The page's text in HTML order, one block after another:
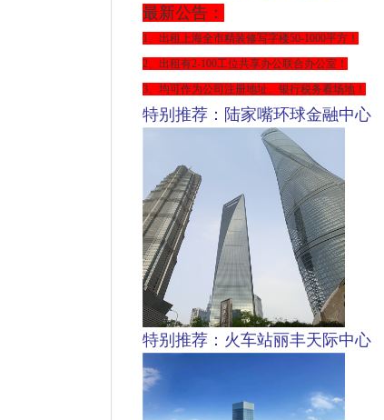
最新公告：
1、出租上海全市精装修写字楼50-1000平方 ！
2、出租有2-100工位共享办公联合办公室！
3、均可作为公司注册地址、银行税务看场地！
特别推荐：陆家嘴环球金融中心
特别推荐：火车站丽丰天际中心